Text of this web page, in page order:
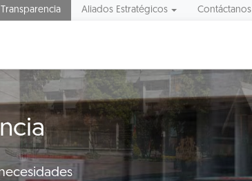
Transparencia Aliados Estratégicos Contáctanos